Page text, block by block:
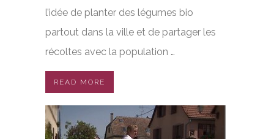
l’idée de planter des légumes bio
partout dans la ville et de partager les
récoltes avec la population …
READ MORE